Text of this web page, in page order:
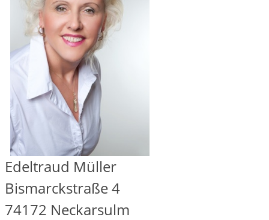
Edeltraud Müller
Bismarckstraße 4
74172 Neckarsulm